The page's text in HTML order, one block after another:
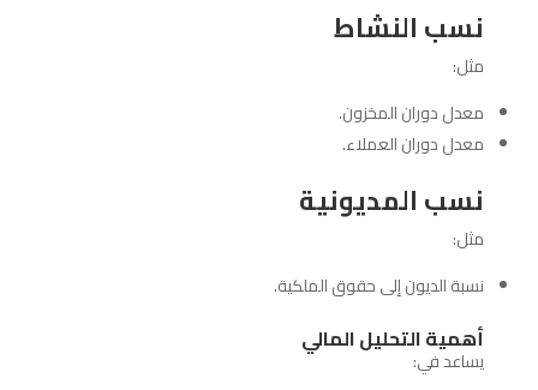
نسب النشاط
مثل:
معدل دوران المخزون.
معدل دوران العملاء.
نسب المديونية
مثل:
نسبة الديون إلى حقوق الملكية.
أهمية التحليل المالي
يساعد في: